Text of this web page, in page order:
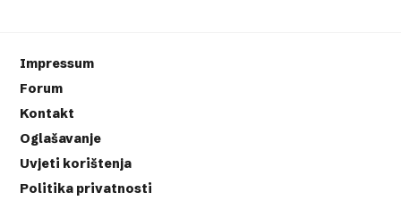
Impressum
Forum
Kontakt
Oglašavanje
Uvjeti korištenja
Politika privatnosti